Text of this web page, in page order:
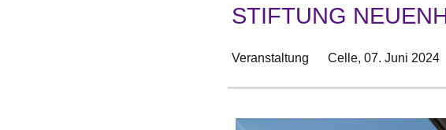
TIFTUNG
Veranstaltung Celle, 07. Juni 2024